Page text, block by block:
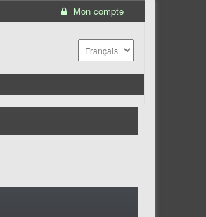
Mon compte